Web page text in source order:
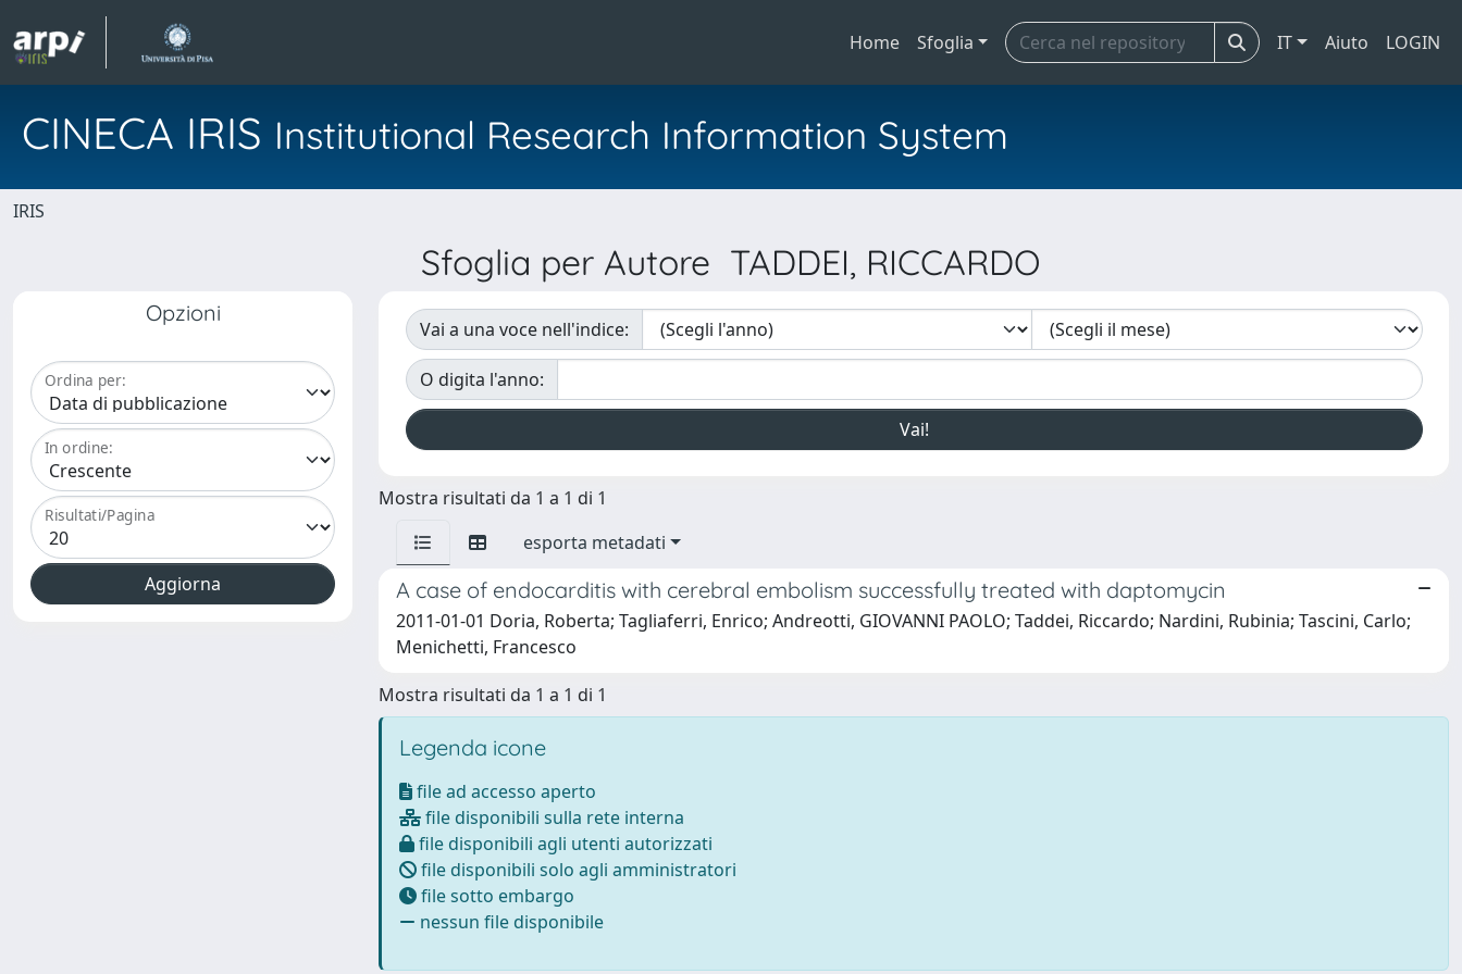
Home Sfoglia IT Aiuto LOGIN
CINECA IRIS Institutional Research Information System
IRIS
Sfoglia per Autore TADDEI, RICCARDO
Opzioni
Ordina per:
In ordine:
Risultati/Pagina
Vai a una voce nell'indice:
O digita l'anno:
Mostra risultati da 1 a 1 di 1
esporta metadati
A case of endocarditis with cerebral embolism successfully treated with daptomycin
2011-01-01 Doria, Roberta; Tagliaferri, Enrico; Andreotti, GIOVANNI PAOLO; Taddei, Riccardo; Nardini, Rubinia; Tascini, Carlo;
Menichetti, Francesco
Mostra risultati da 1 a 1 di 1
Legenda icone
file ad accesso aperto
file disponibili sulla rete interna
file disponibili agli utenti autorizzati
file disponibili solo agli amministratori
file sotto embargo
nessun file disponibile